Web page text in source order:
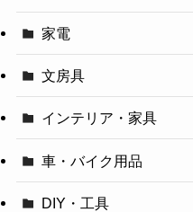
家電
文房具
インテリア・家具
車・バイク用品
DIY・工具